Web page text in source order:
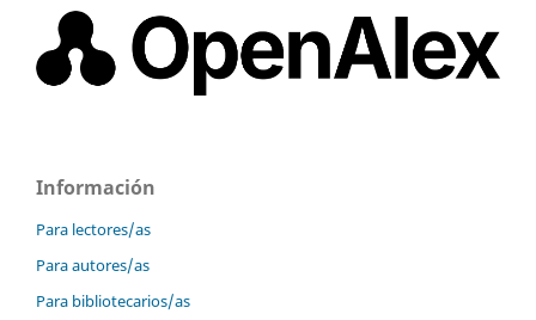
Información
Para lectores/as
Para autores/as
Para bibliotecarios/as